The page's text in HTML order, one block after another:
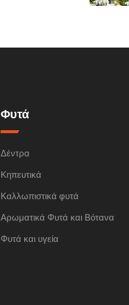
Φυτά
Δέντρα
Κηπευτικά
Καλλωπιστικά φυτά
Αρωματικά Φυτά και Βότανα
Φυτά και υγεία